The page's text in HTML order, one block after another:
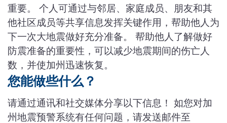
重要。 个人可通过与邻居、家庭成员、朋友和其
他社区成员等共享信息发挥关键作用，帮助他人为
下一次大地震做好充分准备。 帮助他人了解做好
防震准备的重要性，可以减少地震期间的伤亡人
数，并使加州迅速恢复。
您能做些什么？
请通过通讯和社交媒体分享以下信息！ 如您对加
州地震预警系统有任何问题，请发送邮件至